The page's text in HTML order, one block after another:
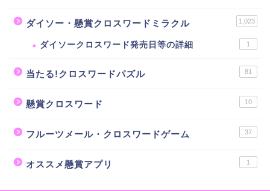
ダイソー・懸賞クロスワードミラクル 1,023
ダイソークロスワード発売日等の詳細 1
当たる!クロスワードパズル 81
懸賞クロスワード 10
フルーツメール・クロスワードゲーム 37
オススメ懸賞アプリ 1